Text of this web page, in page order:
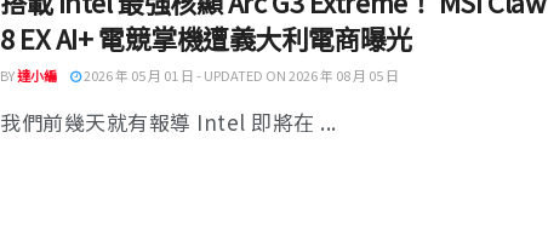
8 EX AI+ 電競掌機遭義大利電商曝光
BY達小編 2026 年 05 月 01 日 - UPDATED ON 2026 年 08 月 05 日
我們前幾天就有報導 Intel 即將在 ...